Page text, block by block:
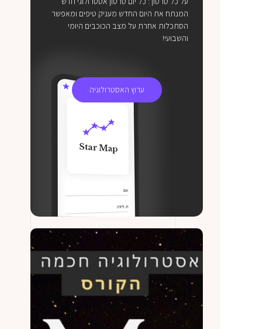
המנתח את היום החדש מעניק טיפים ומאפשר
הסתכלות אחרת על מצב הכוכבים היומי
והשבועי!
ערוץ האסטרולוגיה